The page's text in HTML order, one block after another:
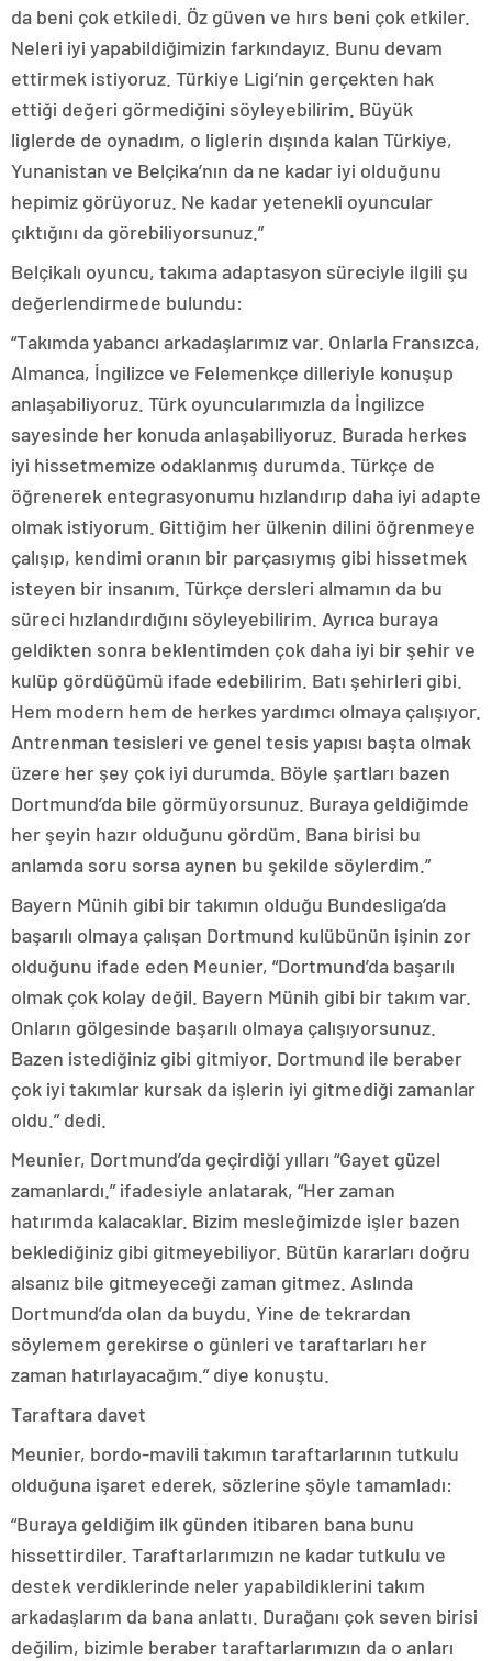
da beni çok etkiledi. Öz güven ve hırs beni çok etkiler.
Neleri iyi yapabildiğimizin farkındayız. Bunu devam
ettirmek istiyoruz. Türkiye Ligi’nin gerçekten hak
ettiği değeri görmediğini söyleyebilirim. Büyük
liglerde de oynadım, o liglerin dışında kalan Türkiye,
Yunanistan ve Belçika’nın da ne kadar iyi olduğunu
hepimiz görüyoruz. Ne kadar yetenekli oyuncular
çıktığını da görebiliyorsunuz.”
Belçikalı oyuncu, takıma adaptasyon süreciyle ilgili şu
değerlendirmede bulundu:
“Takımda yabancı arkadaşlarımız var. Onlarla Fransızca,
Almanca, İngilizce ve Felemenkçe dilleriyle konuşup
anlaşabiliyoruz. Türk oyuncularımızla da İngilizce
sayesinde her konuda anlaşabiliyoruz. Burada herkes
iyi hissetmemize odaklanmış durumda. Türkçe de
öğrenerek entegrasyonumu hızlandırıp daha iyi adapte
olmak istiyorum. Gittiğim her ülkenin dilini öğrenmeye
çalışıp, kendimi oranın bir parçasıymış gibi hissetmek
isteyen bir insanım. Türkçe dersleri almamın da bu
süreci hızlandırdığını söyleyebilirim. Ayrıca buraya
geldikten sonra beklentimden çok daha iyi bir şehir ve
kulüp gördüğümü ifade edebilirim. Batı şehirleri gibi.
Hem modern hem de herkes yardımcı olmaya çalışıyor.
Antrenman tesisleri ve genel tesis yapısı başta olmak
üzere her şey çok iyi durumda. Böyle şartları bazen
Dortmund’da bile görmüyorsunuz. Buraya geldiğimde
her şeyin hazır olduğunu gördüm. Bana birisi bu
anlamda soru sorsa aynen bu şekilde söylerdim.”
Bayern Münih gibi bir takımın olduğu Bundesliga’da
başarılı olmaya çalışan Dortmund kulübünün işinin zor
olduğunu ifade eden Meunier, “Dortmund’da başarılı
olmak çok kolay değil. Bayern Münih gibi bir takım var.
Onların gölgesinde başarılı olmaya çalışıyorsunuz.
Bazen istediğiniz gibi gitmiyor. Dortmund ile beraber
çok iyi takımlar kursak da işlerin iyi gitmediği zamanlar
oldu.” dedi.
Meunier, Dortmund’da geçirdiği yılları “Gayet güzel
zamanlardı.” ifadesiyle anlatarak, “Her zaman
hatırımda kalacaklar. Bizim mesleğimizde işler bazen
beklediğiniz gibi gitmeyebiliyor. Bütün kararları doğru
alsanız bile gitmeyeceği zaman gitmez. Aslında
Dortmund’da olan da buydu. Yine de tekrardan
söylemem gerekirse o günleri ve taraftarları her
zaman hatırlayacağım.” diye konuştu.
Taraftara davet
Meunier, bordo-mavili takımın taraftarlarının tutkulu
olduğuna işaret ederek, sözlerine şöyle tamamladı:
“Buraya geldiğim ilk günden itibaren bana bunu
hissettirdiler. Taraftarlarımızın ne kadar tutkulu ve
destek verdiklerinde neler yapabildiklerini takım
arkadaşlarım da bana anlattı. Durağanı çok seven birisi
değilim, bizimle beraber taraftarlarımızın da o anları